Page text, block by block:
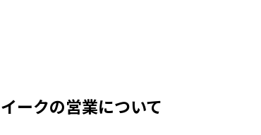
ークの営業について